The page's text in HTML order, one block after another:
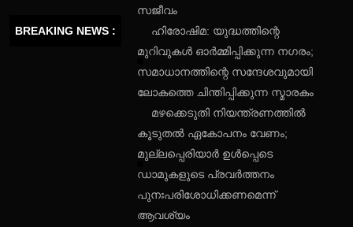
BREAKING NEWS :
സജീവം
ഹിരോഷിമ: യുദ്ധത്തിന്റെ
മുറിവുകൾ ഓർമ്മിപ്പിക്കുന്ന നഗരം;
സമാധാനത്തിന്റെ സന്ദേശവുമായി
ലോകത്തെ ചിന്തിപ്പിക്കുന്ന സ്മാരകം
മഴക്കെടുതി നിയന്ത്രണത്തിൽ
കൂടുതൽ ഏകോപനം വേണം;
മുല്ലപ്പെരിയാർ ഉൾപ്പെടെ
ഡാമുകളുടെ പ്രവർത്തനം
പുനഃപരിശോധിക്കണമെന്ന്
ആവശ്യം